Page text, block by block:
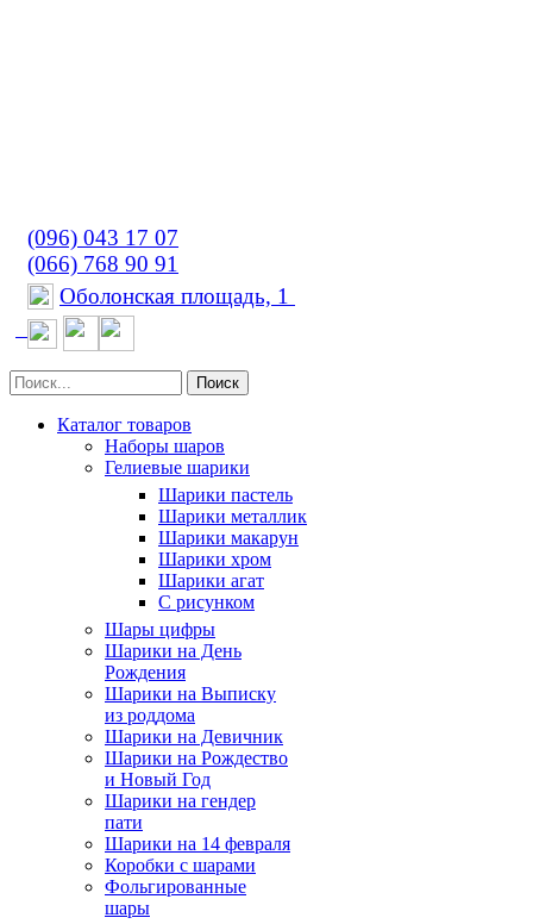
(096) 043 17 07
(066) 768 90 91
Оболонская площадь, 1
Поиск
Каталог товаров
Наборы шаров
Гелиевые шарики
Шарики пастель
Шарики металлик
Шарики макарун
Шарики хром
Шарики агат
С рисунком
Шары цифры
Шарики на День
Рождения
Шарики на Выписку
из роддома
Шарики на Девичник
Шарики на Рождество
и Новый Год
Шарики на гендер
пати
Шарики на 14 февраля
Коробки с шарами
Фольгированные
шары